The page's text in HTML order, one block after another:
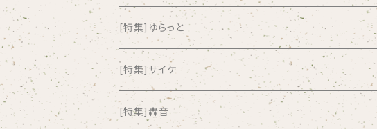
ANYO
And Summer Club
anticlockwise
[特集]ゆらっと
[特集]サイケ
[特集]轟音